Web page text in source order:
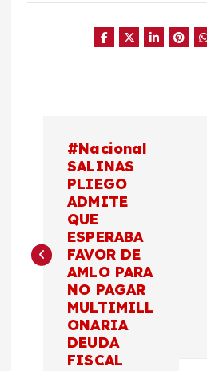
e
#Nacional
SALINAS
PLIEGO
ADMITE
QUE
ESPERABA
FAVOR DE
AMLO PARA
NO PAGAR
MULTIMILL
ONARIA
DEUDA
FISCAL